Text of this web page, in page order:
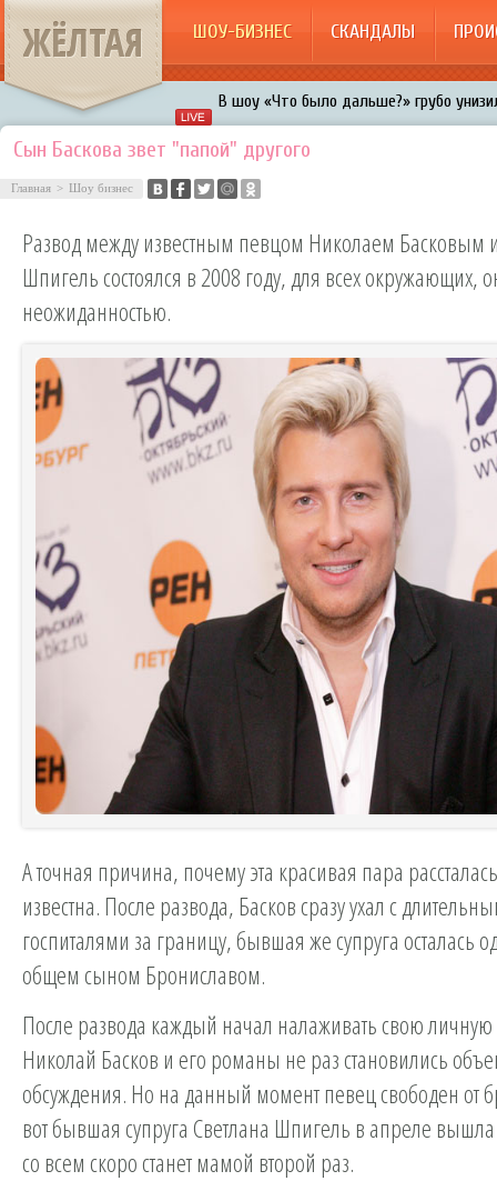
ЖЁЛТАЯ ШОУ-БИЗНЕС СКАНДАЛЫ
В шоу «Что было дальше?» грубо
Авербух зарождает в Бузовой новый
«Мужик на 200%»: Тарзан признался,
воровками
Расстались Энрике Иглесиас и Анна
Сын Баскова звет "папой" другого
Главная > Шоу бизнес
Развод между известным певцом Николаем Басковым
Шпигель состоялся в 2008 году, для всех окружающих,
неожиданностью.
А точная причина, почему эта красивая пара
известна. После развода, Басков сразу ухал с
госпиталями за границу, бывшая же супруга осталась
общем сыном Брониславом.
После развода каждый начал налаживать свою
Николай Басков и его романы не раз становились
обсуждения. Но на данный момент певец свободен от
вот бывшая супруга Светлана Шпигель в апреле
со всем скоро станет мамой второй раз.